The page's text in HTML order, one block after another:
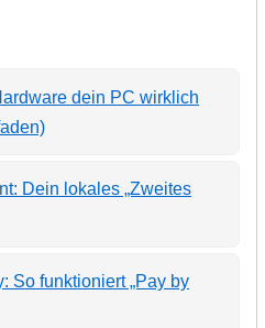
dein PC wirklich
Dein lokales „Zweites
So funktioniert „Pay by